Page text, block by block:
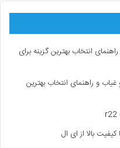
انتخاب بهترین گزینه برای
و راهنمای انتخاب بهترین
بالا از ای ال